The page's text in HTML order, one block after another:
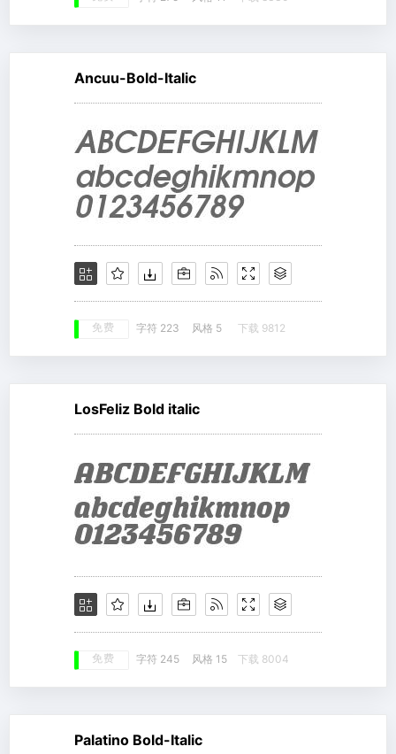
Ancuu-Bold-Italic
免费 字符 223 风格 5 下载 9812
LosFeliz Bold italic
免费 字符 245 风格 15 下载 8004
Palatino Bold-Italic